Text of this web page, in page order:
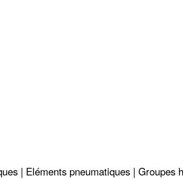
| Eléments pneumatiques | Groupes